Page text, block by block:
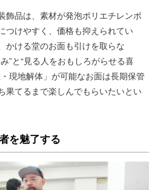
飾品は、素材が発泡ポリエチレンボ
つけやすく、価格も抑えられてい
かける堂のお面も引けを取らな
”と“見る人をおもしろがらせる喜
現地解体」が可能なお面は長期保管
果てるまで楽しんでもらいたいとい
を魅了する